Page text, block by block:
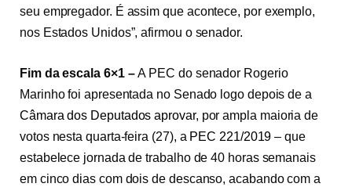
seu empregador. É assim que acontece, por exemplo,
nos Estados Unidos”, afirmou o senador.
Fim da escala 6×1 –A PEC do senador Rogerio
Marinho foi apresentada no Senado logo depois de a
Câmara dos Deputados aprovar, por ampla maioria de
votos nesta quarta-feira (27), a PEC 221/2019 – que
estabelece jornada de trabalho de 40 horas semanais
em cinco dias com dois de descanso, acabando com a